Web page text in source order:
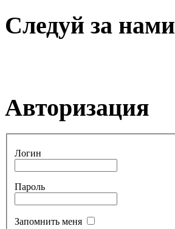
Следуй за нами
Авторизация
Логин
Пароль
Запомнить меня